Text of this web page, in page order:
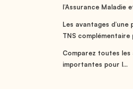
l’Assurance Maladie
Les avantages d’une
TNS complémentaire
Comparez toutes les
importantes pour l...